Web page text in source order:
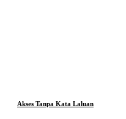
Akses Tanpa Kata Laluan